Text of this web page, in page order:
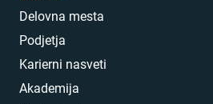
Delovna mesta
Podjetja
Karierni nasveti
Akademija